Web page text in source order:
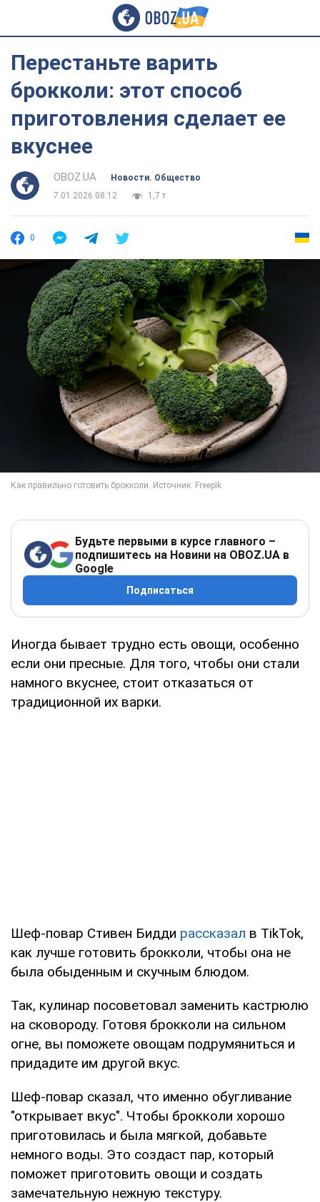
Перестаньте варить
брокколи: этот способ
приготовления сделает ее
вкуснее
OBOZ.UA
Новости. Общество
7.01.2026 08:12
1,7 т.
0
Будьте первыми в курсе главного –
подпишитесь на Новини на OBOZ.UA в
Google
Подписаться
Иногда бывает трудно есть овощи, особенно
если они пресные. Для того, чтобы они стали
намного вкуснее, стоит отказаться от
традиционной их варки.
Шеф-повар Стивен Бидди рассказал в TikTok,
как лучше готовить брокколи, чтобы она не
была обыденным и скучным блюдом.
Так, кулинар посоветовал заменить кастрюлю
на сковороду. Готовя брокколи на сильном
огне, вы поможете овощам подрумяниться и
придадите им другой вкус.
Шеф-повар сказал, что именно обугливание
"открывает вкус". Чтобы брокколи хорошо
приготовилась и была мягкой, добавьте
немного воды. Это создаст пар, который
поможет приготовить овощи и создать
замечательную нежную текстуру.